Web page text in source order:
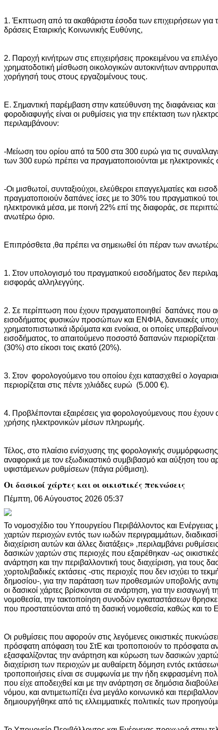
1. Έκπτωση από τα ακαθάριστα έσοδα των επιχειρήσεων για
δράσεις Εταιρικής Κοινωνικής Ευθύνης,
2. Παροχή κινήτρων στις επιχειρήσεις προκειμένου να
χρηματοδοτική μίσθωση οικολογικών αυτοκινήτων
χορήγησή τους στους εργαζομένους τους.
Ε. Σημαντική παρέμβαση στην κατεύθυνση της διαφάνειας και
φοροδιαφυγής είναι οι ρυθμίσεις για την επέκταση των
περιλαμβάνουν:
-Μείωση του ορίου από τα 500 στα 300 ευρώ για τις
των 300 ευρώ πρέπει να πραγματοποιούνται με ηλεκτρονικές
-Οι μισθωτοί, συνταξιούχοι, ελεύθεροι επαγγελματίες και
πραγματοποιούν δαπάνες ίσες με το 30% του πραγματικού
ηλεκτρονικά μέσα, με ποινή 22% επί της διαφοράς, σε
ανωτέρω όριο.
Επιπρόσθετα ,θα πρέπει να σημειωθεί ότι πέραν των
1. Στον υπολογισμό του πραγματικού εισοδήματος δεν
εισφοράς αλληλεγγύης.
2. Σε περίπτωση που έχουν πραγματοποιηθεί δαπάνες που
εισοδήματος φυσικών προσώπων και ΕΝΦΙΑ, δανειακές
χρηματοπιστωτικά ιδρύματα και ενοίκια, οι οποίες
εισοδήματος, το απαιτούμενο ποσοστό δαπανών περιορίζεται
(30%) στο είκοσι τοις εκατό (20%).
3. Στον φορολογούμενο του οποίου έχει κατασχεθεί ο
περιορίζεται στις πέντε χιλιάδες ευρώ (5.000 €).
4. Προβλέπονται εξαιρέσεις για φορολογούμενους που έχουν
χρήσης ηλεκτρονικών μέσων πληρωμής.
Τέλος, στο πλαίσιο ενίσχυσης της φορολογικής συμμόρφωσης
αναφορικά με τον εξωδικαστικό συμβιβασμό και αύξηση του
υφιστάμενων ρυθμίσεων (πάγια ρύθμιση).
Οι δασικοί χάρτες και οι οικιστικές πυκνώσεις
Πέμπτη, 06 Αύγουστος 2026 05:37
Το νομοσχέδιο του Υπουργείου Περιβάλλοντος και
χαρτών περιοχών εντός των ιωδών περιγραμμάτων,
διαχείριση αυτών και άλλες διατάξεις» ,περιλαμβάνει
δασικών χαρτών στις περιοχές που εξαιρέθηκαν -ως
ανάρτηση και την περιβαλλοντική τους διαχείριση, για τους
χορτολιβαδικές εκτάσεις -στις περιοχές που δεν ισχύει το
δημοσίου-, για την παράταση των προθεσμιών υποβολής
οι δασικοί χάρτες βρίσκονται σε ανάρτηση, για την εισαγωγή
νομοθεσία, την τακτοποίηση συνοδών εγκαταστάσεων
που προστατεύονται από τη δασική νομοθεσία, καθώς και το
Οι ρυθμίσεις που αφορούν στις λεγόμενες οικιστικές
πρόσφατη απόφαση του ΣτΕ και τροποποιούν το πρόσφατα
εξασφαλίζοντας την ανάρτηση και κύρωση των δασικών
διαχείριση των περιοχών με αυθαίρετη δόμηση εντός
τροποποιήσεις είναι σε συμφωνία με την ήδη εκφρασμένη
που είχε αποδειχθεί και με την ανάρτηση σε δημόσια
νόμου, και αντιμετωπίζει ένα μεγάλο κοινωνικό και
δημιουργήθηκε από τις ελλειμματικές πολιτικές των